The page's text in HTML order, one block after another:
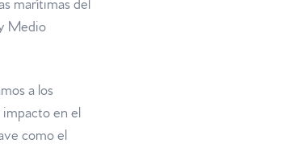
marítimas del
Medio
a los
impacto en el
como el